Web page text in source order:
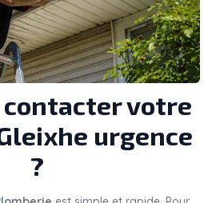
contacter votre
urgence
?